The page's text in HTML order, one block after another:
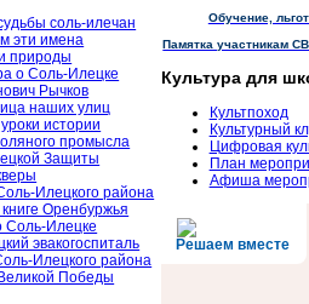
соль-илечан
эти имена
природы
о Соль-Илецке
Рычков
наших улиц
истории
промысла
Защиты
Илецкого района
Оренбуржья
Соль-Илецке
эвакогоспиталь
Илецкого района
Победы
Обучение,
Памятка участникам
Культура для
Культпоход
Культурный
Цифровая
План
Афиша
Решаем вместе